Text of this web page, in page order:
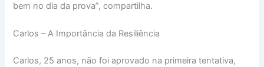
bem no dia da prova”, compartilha.
Carlos – A Importância da Resiliência
Carlos, 25 anos, não foi aprovado na primeira tentativa,